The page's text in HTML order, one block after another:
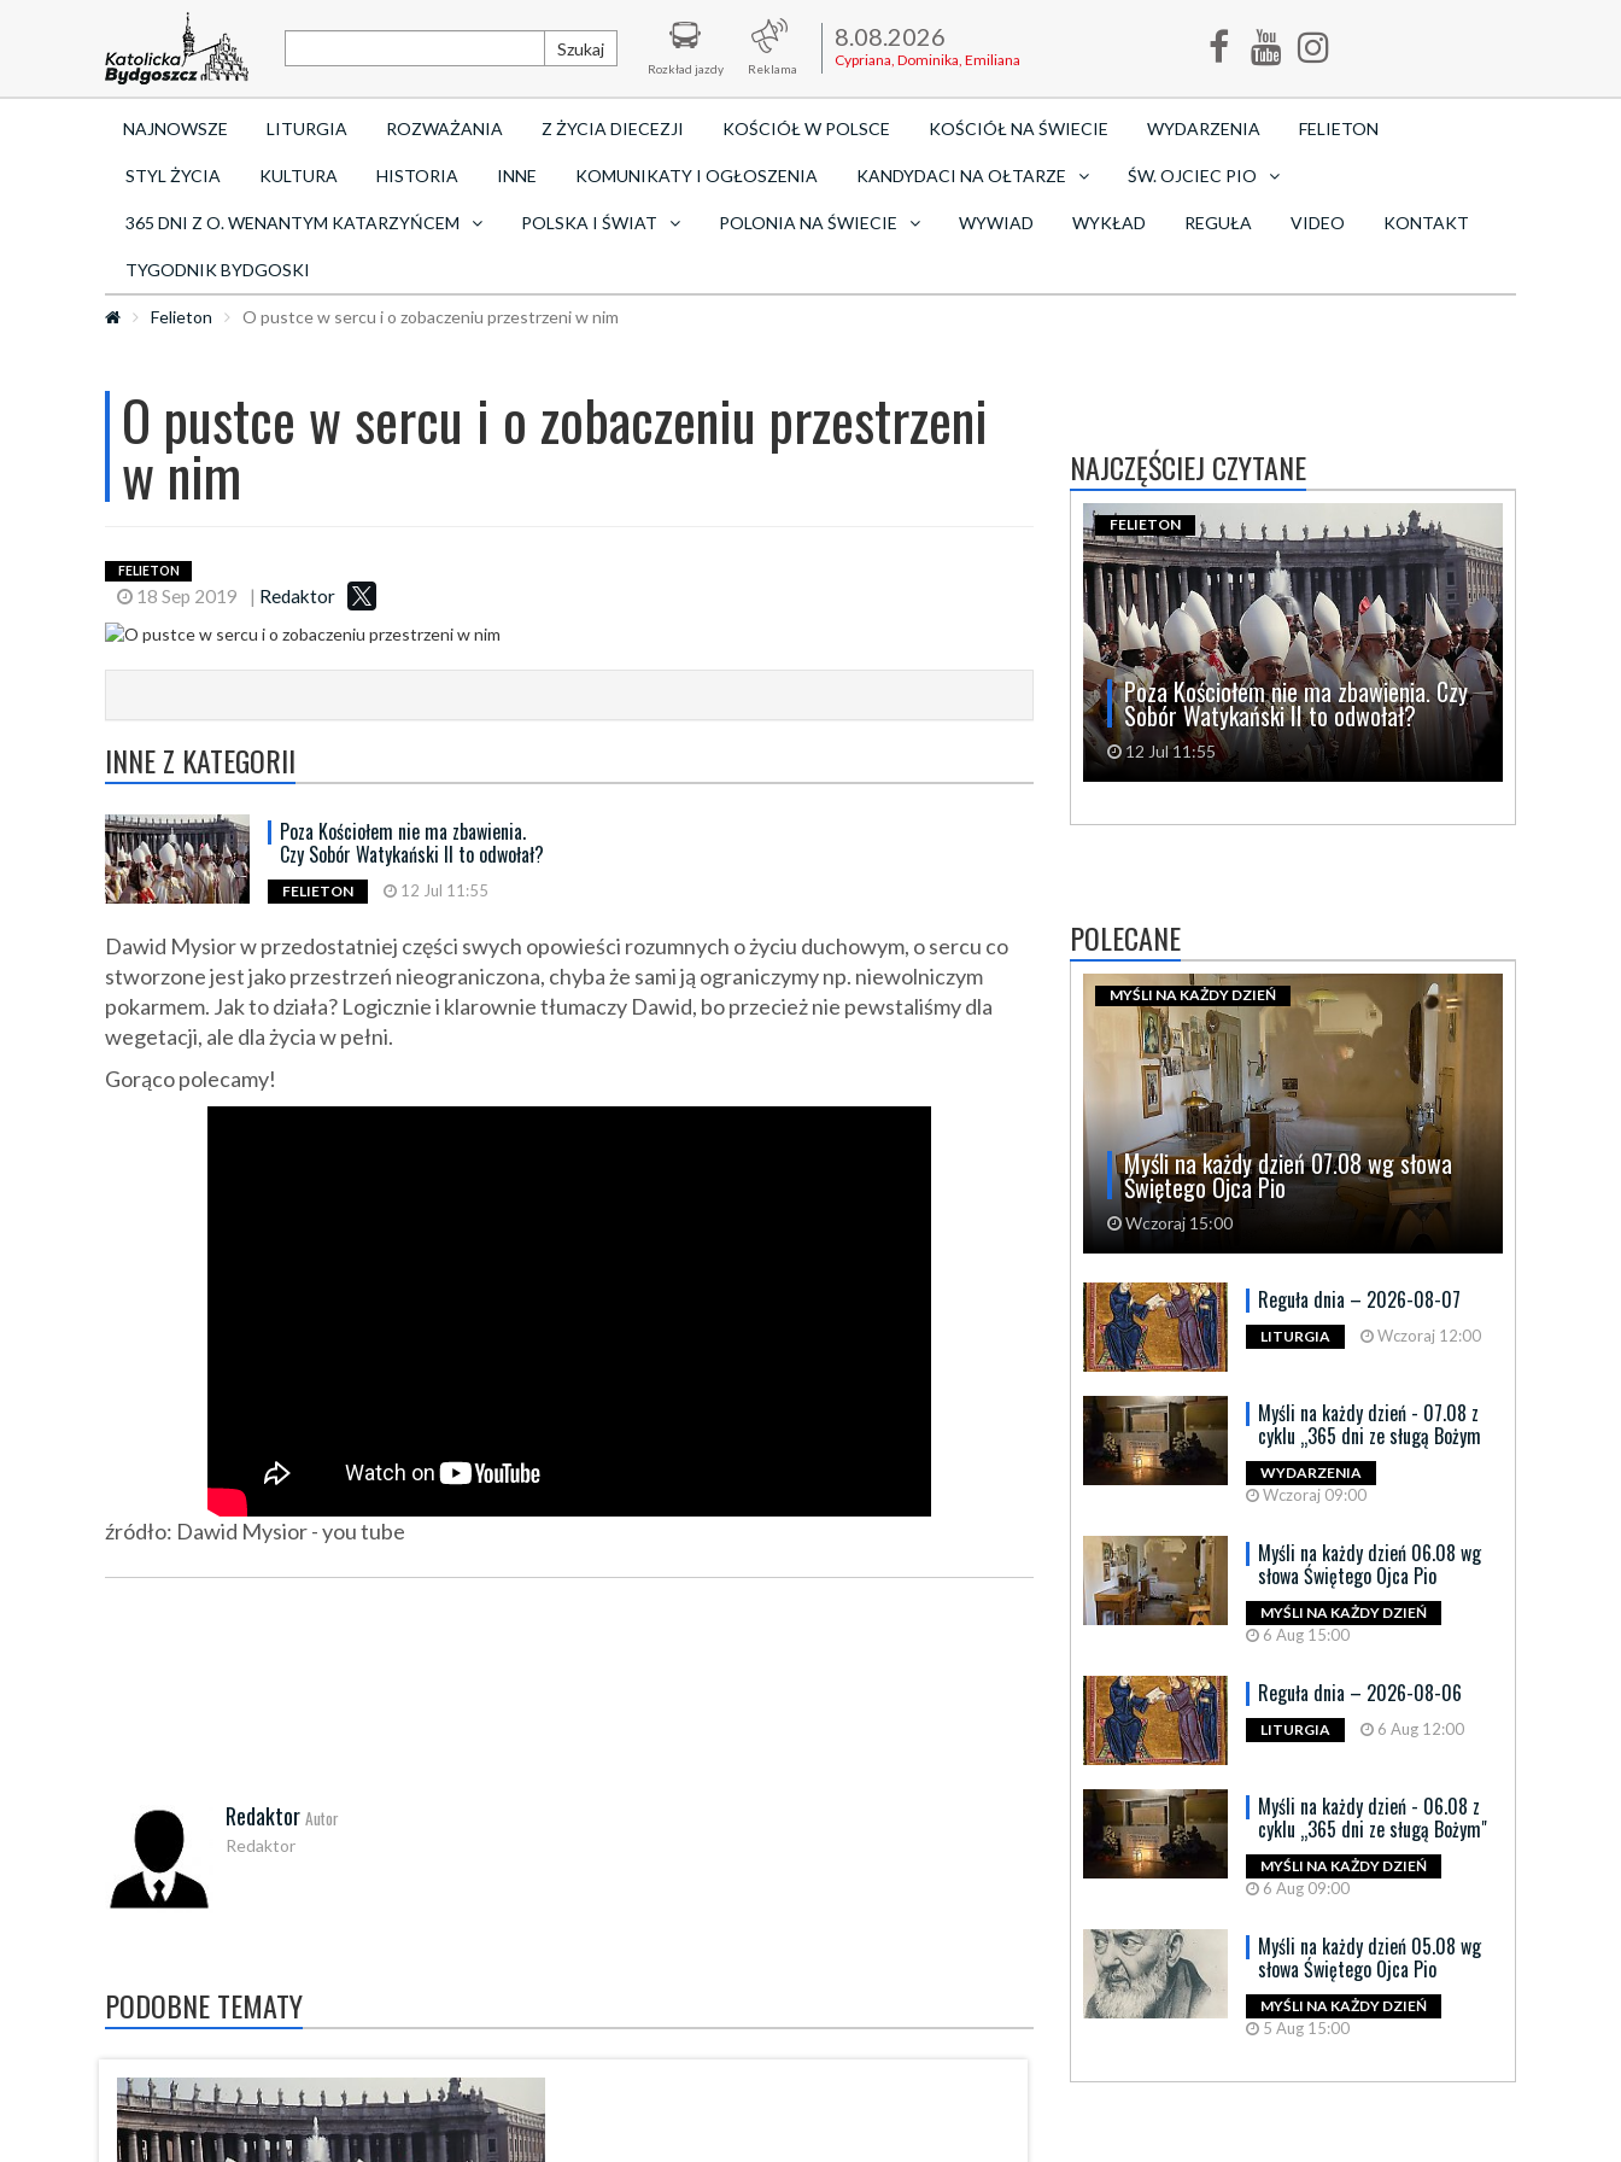
Szukaj
Rozkład jazdy Reklama
8.08.2026
Cypriana, Dominika, Emiliana
NAJNOWSZE LITURGIA ROZWAŻANIA Z ŻYCIA DIECEZJI KOŚCIÓŁ W POLSCE KOŚCIÓŁ NA ŚWIECIE WYDARZENIA FELIETON
STYL ŻYCIA KULTURA HISTORIA INNE KOMUNIKATY I OGŁOSZENIA KANDYDACI NA OŁTARZE ŚW. OJCIEC PIO
365 DNI Z O. WENANTYM KATARZYŃCEM POLSKA I ŚWIAT POLONIA NA ŚWIECIE WYWIAD WYKŁAD REGUŁA VIDEO KONTAKT
TYGODNIK BYDGOSKI
Felieton O pustce w sercu i o zobaczeniu przestrzeni w nim
O pustce w sercu i o zobaczeniu przestrzeni
w nim
FELIETON
18 Sep 2019 | Redaktor
INNE Z KATEGORII
Poza Kościołem nie ma zbawienia.
Czy Sobór Watykański II to odwołał?
FELIETON 12 Jul 11:55
Dawid Mysior w przedostatniej części swych opowieści rozumnych o życiu duchowym, o sercu co
stworzone jest jako przestrzeń nieograniczona, chyba że sami ją ograniczymy np. niewolniczym
pokarmem. Jak to działa? Logicznie i klarownie tłumaczy Dawid, bo przecież nie pewstaliśmy dla
wegetacji, ale dla życia w pełni.
Gorąco polecamy!
źródło: Dawid Mysior - you tube
Redaktor Autor
Redaktor
PODOBNE TEMATY
NAJCZĘŚCIEJ CZYTANE
Poza Kościołem nie ma zbawienia. Czy
Sobór Watykański II to odwołał?
12 Jul 11:55
FELIETON
POLECANE
Myśli na każdy dzień 07.08 wg słowa
Świętego Ojca Pio
Wczoraj 15:00
MYŚLI NA KAŻDY DZIEŃ
Reguła dnia – 2026-08-07
LITURGIA Wczoraj 12:00
Myśli na każdy dzień - 07.08 z
cyklu „365 dni ze sługą Bożym
WYDARZENIA
Wczoraj 09:00
Myśli na każdy dzień 06.08 wg
słowa Świętego Ojca Pio
MYŚLI NA KAŻDY DZIEŃ
6 Aug 15:00
Reguła dnia – 2026-08-06
LITURGIA 6 Aug 12:00
Myśli na każdy dzień - 06.08 z
cyklu „365 dni ze sługą Bożym"
MYŚLI NA KAŻDY DZIEŃ
6 Aug 09:00
Myśli na każdy dzień 05.08 wg
słowa Świętego Ojca Pio
MYŚLI NA KAŻDY DZIEŃ
5 Aug 15:00